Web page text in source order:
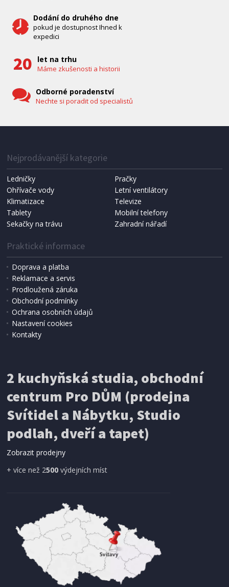
NÁHRADNÍ SÁČKY DO VYSAVAČE
Koma KRA-SB02S (Multi Bag, S-BAG SMS)
199 Kč Přidat do košíku
SÍŤ PROTI HMYZU
ProGarden KO-CY5910600 Síť proti hmyzu do
dveří magnetická 210 x 100 cm
Dodání do druhého dne
pokud je dostupnost Ihned k
expedici
let na trhu
Máme zkušenosti a historii
Odborné poradenství
Nechte si poradit od specialistů
Nejprodávanější kategorie
Ledničky
Pračky
Ohřívače vody
Letní ventilátory
Klimatizace
Televize
Tablety
Mobilní telefony
Sekačky na trávu
Zahradní nářadí
Praktické informace
Doprava a platba
Reklamace a servis
Prodloužená záruka
Obchodní podmínky
Ochrana osobních údajů
Nastavení cookies
Kontakty
2 kuchyňská studia, obchodní
centrum Pro DŮM (prodejna
Svítidel a Nábytku, Studio
podlah, dveří a tapet)
Zobrazit prodejny
+ více než 2500 výdejních míst